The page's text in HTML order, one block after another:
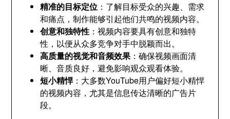
精准的目标定位 ：了解目标受众的兴趣、需求
和痛点，制作能够引起他们共鸣的视频内容。
创意和独特性 ：视频内容要具有创意和独特
性，以便从众多竞争对手中脱颖而出。
高质量的视觉和音频效果：确保视频画面清
晰、音质良好，避免影响观众观看体验。
短小精悍：大多数YouTube用户偏好短小精悍
的视频内容，尤其是信息传达清晰的广告片
段。